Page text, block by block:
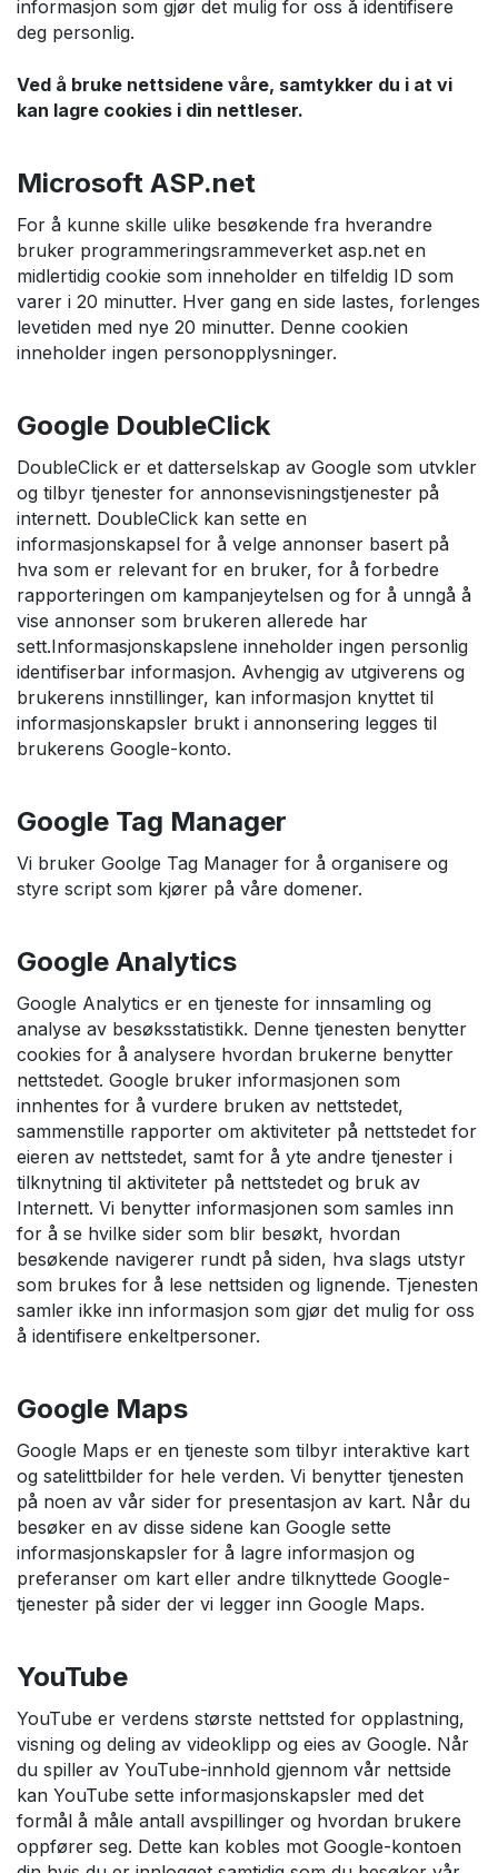
informasjon som gjør det mulig for oss å identifisere
deg personlig.
Ved å bruke nettsidene våre, samtykker du i at vi
kan lagre cookies i din nettleser.
Microsoft ASP.net
For å kunne skille ulike besøkende fra hverandre
bruker programmeringsrammeverket asp.net en
midlertidig cookie som inneholder en tilfeldig ID som
varer i 20 minutter. Hver gang en side lastes, forlenges
levetiden med nye 20 minutter. Denne cookien
inneholder ingen personopplysninger.
Google DoubleClick
DoubleClick er et datterselskap av Google som utvkler
og tilbyr tjenester for annonsevisningstjenester på
internett. DoubleClick kan sette en
informasjonskapsel for å velge annonser basert på
hva som er relevant for en bruker, for å forbedre
rapporteringen om kampanjeytelsen og for å unngå å
vise annonser som brukeren allerede har
sett.Informasjonskapslene inneholder ingen personlig
identifiserbar informasjon. Avhengig av utgiverens og
brukerens innstillinger, kan informasjon knyttet til
informasjonskapsler brukt i annonsering legges til
brukerens Google-konto.
Google Tag Manager
Vi bruker Goolge Tag Manager for å organisere og
styre script som kjører på våre domener.
Google Analytics
Google Analytics er en tjeneste for innsamling og
analyse av besøksstatistikk. Denne tjenesten benytter
cookies for å analysere hvordan brukerne benytter
nettstedet. Google bruker informasjonen som
innhentes for å vurdere bruken av nettstedet,
sammenstille rapporter om aktiviteter på nettstedet for
eieren av nettstedet, samt for å yte andre tjenester i
tilknytning til aktiviteter på nettstedet og bruk av
Internett. Vi benytter informasjonen som samles inn
for å se hvilke sider som blir besøkt, hvordan
besøkende navigerer rundt på siden, hva slags utstyr
som brukes for å lese nettsiden og lignende. Tjenesten
samler ikke inn informasjon som gjør det mulig for oss
å identifisere enkeltpersoner.
Google Maps
Google Maps er en tjeneste som tilbyr interaktive kart
og satelittbilder for hele verden. Vi benytter tjenesten
på noen av vår sider for presentasjon av kart. Når du
besøker en av disse sidene kan Google sette
informasjonskapsler for å lagre informasjon og
preferanser om kart eller andre tilknyttede Google-
tjenester på sider der vi legger inn Google Maps.
YouTube
YouTube er verdens største nettsted for opplastning,
visning og deling av videoklipp og eies av Google. Når
du spiller av YouTube-innhold gjennom vår nettside
kan YouTube sette informasjonskapsler med det
formål å måle antall avspillinger og hvordan brukere
oppfører seg. Dette kan kobles mot Google-kontoen